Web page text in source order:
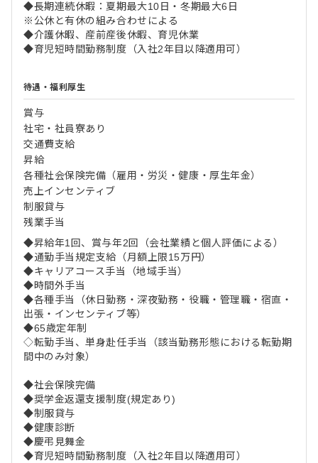
◆長期連続休暇：夏期最大10日・冬期最大6日
※公休と有休の組み合わせによる
◆介護休暇、産前産後休暇、育児休業
◆育児短時間勤務制度（入社2年目以降適用可）
待遇・福利厚生
賞与
社宅・社員寮あり
交通費支給
昇給
各種社会保険完備（雇用・労災・健康・厚生年金）
売上インセンティブ
制服貸与
残業手当
◆昇給年1回、賞与年2回（会社業績と個人評価による）
◆通勤手当規定支給（月額上限15万円）
◆キャリアコース手当（地域手当）
◆時間外手当
◆各種手当（休日勤務・深夜勤務・役職・管理職・宿直・
出張・インセンティブ等）
◆65歳定年制
◇転勤手当、単身赴任手当（該当勤務形態における転勤期
間中のみ対象）
◆社会保険完備
◆奨学金返還支援制度(規定あり)
◆制服貸与
◆健康診断
◆慶弔見舞金
◆育児短時間勤務制度（入社2年目以降適用可）